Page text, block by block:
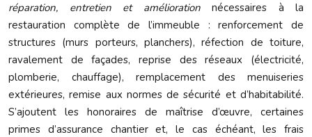
réparation, entretien et améliorationnécessaires à la
restauration complète de l’immeuble : renforcement de
structures (murs porteurs, planchers), réfection de toiture,
ravalement de façades, reprise des réseaux (électricité,
plomberie, chauffage), remplacement des menuiseries
extérieures, remise aux normes de sécurité et d’habitabilité.
S’ajoutent les honoraires de maîtrise d’œuvre, certaines
primes d’assurance chantier et, le cas échéant, les frais